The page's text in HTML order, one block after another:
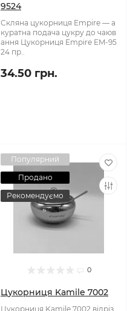
9524
Скляна цукорниця Empire — а
куратна подача цукру до чаюв
ання Цукорниця Empire EM-95
24 пр..
34.50 грн.
Популярний
Продано
Рекомендуємо
0
Цукорниця Kamile 7002
Цукорниця Kamile 7002 ​​відріз